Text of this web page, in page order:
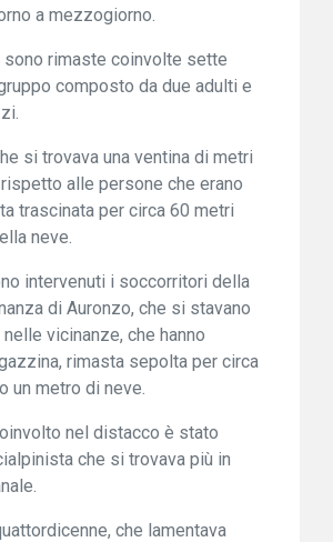
a mezzogiorno.
rimaste coinvolte sette
composto da due adulti e
si trovava una ventina di metri
alle persone che erano
trascinata per circa 60 metri
neve.
intervenuti i soccorritori della
di Auronzo, che si stavano
vicinanze, che hanno
rimasta sepolta per circa
un metro di neve.
nel distacco è stato
che si trovava più in
che lamentava